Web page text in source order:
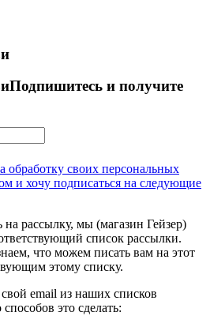
Подпишитесь и получите
обработку своих персональных
и хочу подписаться на следующие
рассылку, мы (магазин Гейзер)
список рассылки.
что можем писать вам на этот
этому списку.
email из наших списков
это сделать: